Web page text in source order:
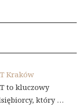
Kraków
to kluczowy
który …